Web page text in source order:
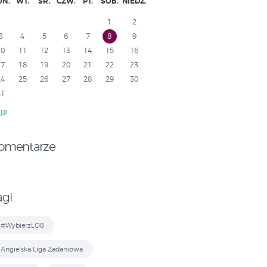
1
2
4 5 6 7 8
9
11 12 13 14 15
16
18 19 20 21 22
23
25 26 27 28 29
30
#WybierzLO8
Angielska Liga Zadaniowa